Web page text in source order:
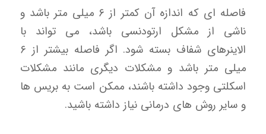
فاصله ای که اندازه آن کمتر از ۶ میلی متر باشد و
ناشی از مشکل ارتودنسی باشد، می تواند با
الاینرهای شفاف بسته شود. اگر فاصله بیشتر از ۶
میلی متر باشد و مشکلات دیگری مانند مشکلات
اسکلتی وجود داشته باشند، ممکن است به بریس ها
و سایر روش های درمانی نیاز داشته باشید.